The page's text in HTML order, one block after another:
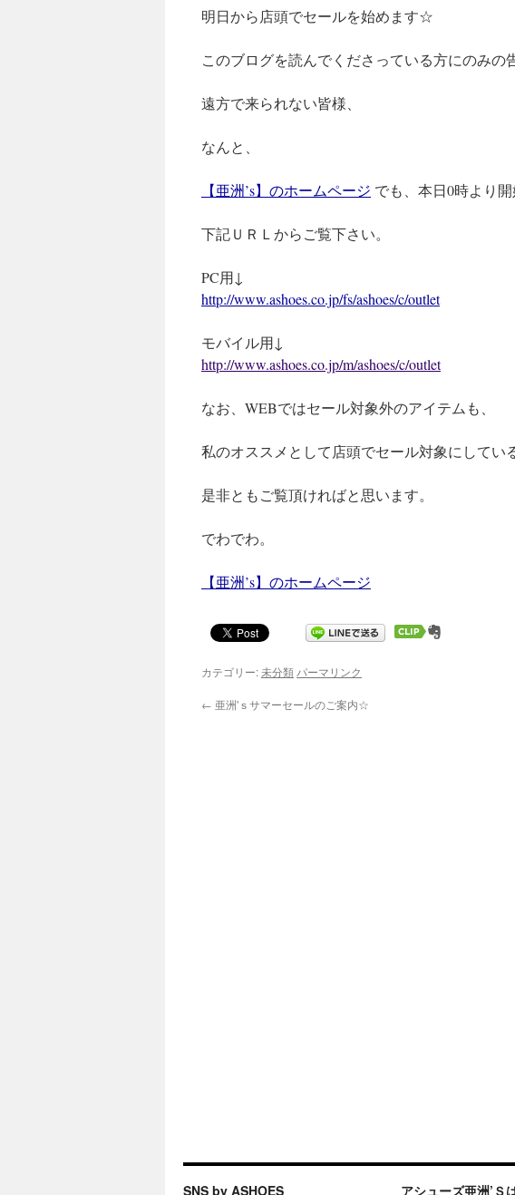
明日から店頭でセールを始めます☆
このブログを読んでくださっている方にのみの
遠方で来られない皆様、
なんと、
【亜洲’s】のホームページ でも、本日0時より開
下記ＵＲＬからご覧下さい。
PC用↓
http://www.ashoes.co.jp/fs/ashoes/c/outlet
モバイル用↓
http://www.ashoes.co.jp/m/ashoes/c/outlet
なお、WEBではセール対象外のアイテムも、
私のオススメとして店頭でセール対象にしてい
是非ともご覧頂ければと思います。
でわでわ。
【亜洲’s】のホームページ
カテゴリー:未分類 パーマリンク
← 亜洲'ｓサマーセールのご案内☆
SNS by ASHOES アシューズ亜洲’Ｓ